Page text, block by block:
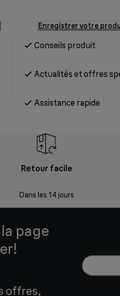
Enregistrer votre
Conseils produit
Actualités et offres
Assistance rapide
Retour facile
Dans les 14 jours
page
offres,